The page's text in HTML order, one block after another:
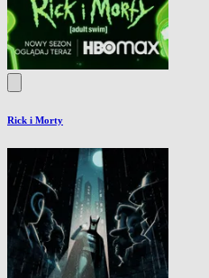
Rick i Morty